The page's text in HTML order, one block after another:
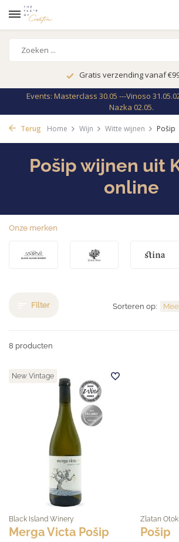
Gratis verzending vanaf
Events: Masterclass 30.05 ---Vinoso
Nazka 02.05.
Terug Home Wijn Witte wijnen Pošip
Pošip wijnen uit
online
Onze merken
Filter
8 producten
Sorteren op:
New Vintage
Black Island Winery
Merga Victa Pošip
Zlatan Otok
Pošip